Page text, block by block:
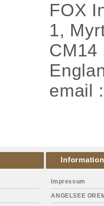
FOX
1,
CM14
email
Impressum
ANGELSEE